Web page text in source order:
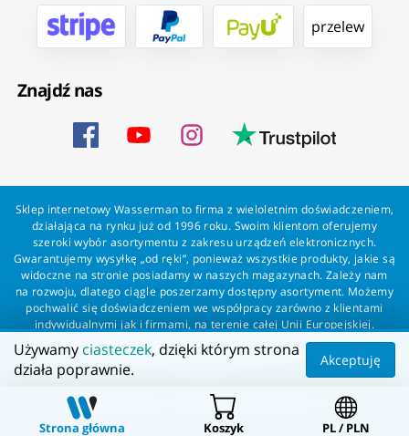
przelew
Znajdź nas
Sklep internetowy Wasserman to firma z wieloletnim doświadczeniem,
działająca na rynku już od 1996 roku. Swoim klientom oferujemy
szeroki wybór asortymentu z zakresu urządzeń elektronicznych.
Gwarantujemy wysyłkę „od ręki”, ponieważ wszystkie produkty, jakie są
widoczne na stronie posiadamy w naszych magazynach. Zależy nam
na rozwoju, dlatego ciągle poszerzamy dostępny asortyment. Możemy
pochwalić się doświadczeniem we współpracy zarówno z klientami
indywidualnymi jak i firmami, na terenie całej Unii Europejskiej.
Zapewniamy profesjonalną obsługę każdego klienta oraz szybką i
bezproblemową realizację zamówień. Wasserman - wszystko dla
Wszelkie prawa zastrzeżone dla Wasserman.eu
Strona główna Koszyk PL / PLN
Używamy ciasteczek, dzięki którym strona
działa poprawnie.
Akceptuję